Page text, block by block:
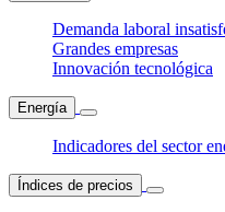
Demanda laboral
Grandes empresas
Innovación tecnológica
Energía
Indicadores del sector
Índices de precios